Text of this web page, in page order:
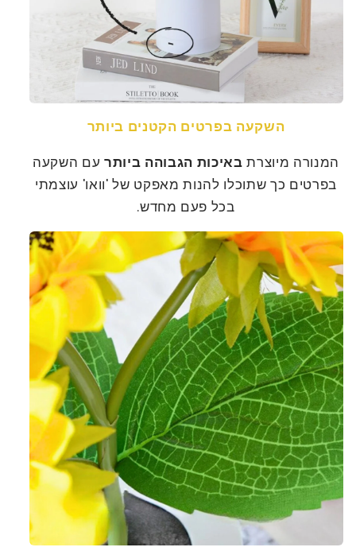
השקעה בפרטים הקטנים ביותר
המנורה מיוצרת באיכות הגבוהה ביותר עם השקעה
בפרטים כך שתוכלו להנות מאפקט של 'וואו' עוצמתי
בכל פעם מחדש.